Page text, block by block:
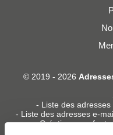
© 2019 - 2026
- Liste des
- Liste des adresses e-
-Création ou